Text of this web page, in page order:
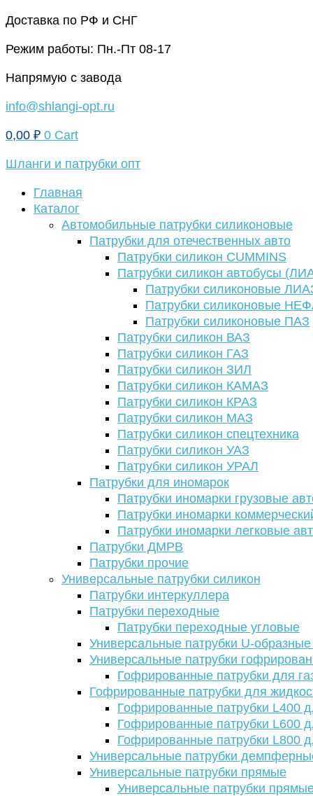
Перейти
содержимому
Доставка по РФ и СНГ
Режим работы: Пн.-Пт 08-17
Напрямую с завода
info@shlangi-opt.ru
0,00 ₽ 0 Cart
Шланги и патрубки опт
Главная
Каталог
Автомобильные патрубки силиконовые
Патрубки для отечественных авто
Патрубки силикон CUMMINS
Патрубки силикон автобусы
Патрубки силиконовые
Патрубки силиконовые
Патрубки силиконовые ПАЗ
Патрубки силикон ВАЗ
Патрубки силикон ГАЗ
Патрубки силикон ЗИЛ
Патрубки силикон КАМАЗ
Патрубки силикон КРАЗ
Патрубки силикон МАЗ
Патрубки силикон спецтехника
Патрубки силикон УАЗ
Патрубки силикон УРАЛ
Патрубки для иномарок
Патрубки иномарки грузовые
Патрубки иномарки
Патрубки иномарки легковые
Патрубки ДМРВ
Патрубки прочие
Универсальные патрубки силикон
Патрубки интеркуллера
Патрубки переходные
Патрубки переходные угловые
Универсальные патрубки U-
Универсальные патрубки
Гофрированные патрубки для
Гофрированные патрубки для
Гофрированные патрубки L400
Гофрированные патрубки L600
Гофрированные патрубки L800
Универсальные патрубки
Универсальные патрубки прямые
Универсальные патрубки